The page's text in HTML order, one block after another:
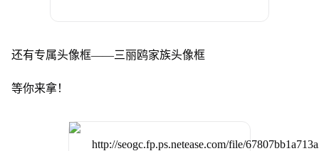
还有专属头像框——三丽鸥家族头像框
等你来拿！